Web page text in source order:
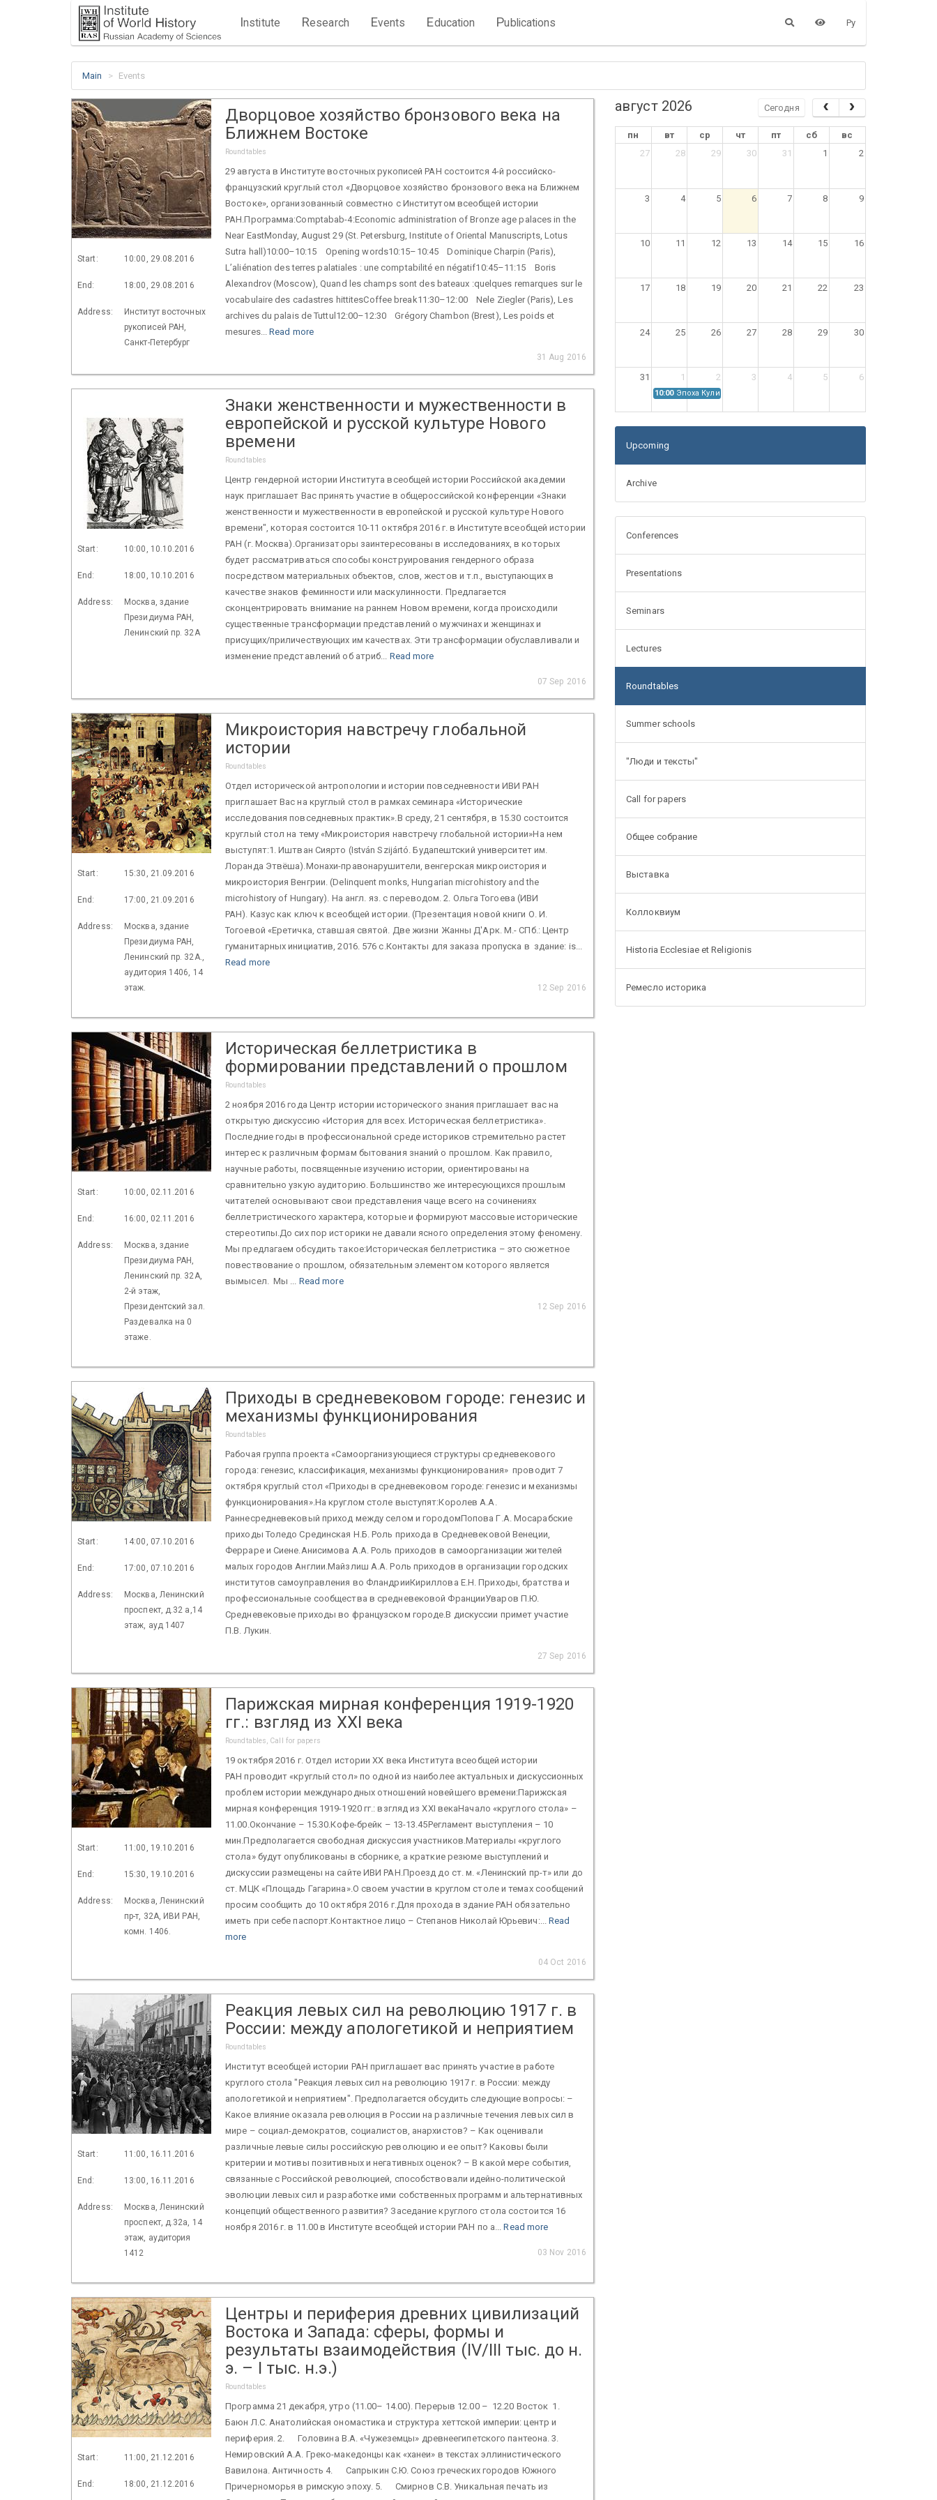
Institute Research Events Education Publications Ру
Main Events
Start: 10:00, 29.08.2016
End: 18:00, 29.08.2016
Address:
Институт восточных
рукописей РАН,
Санкт-Петербург
Дворцовое хозяйство бронзового века на
Ближнем Востоке
Roundtables
29 августа в Институте восточных рукописей РАН состоится 4-й российско-
французский круглый стол «Дворцовое хозяйство бронзового века на Ближнем
Востоке», организованный совместно с Институтом всеобщей истории
РАН.Программа:Comptabab-4:Economic administration of Bronze age palaces in the
Near EastMonday, August 29 (St. Petersburg, Institute of Oriental Manuscripts, Lotus
Sutra hall)10:00–10:15 Opening words10:15–10:45 Dominique Charpin (Paris),
L’aliénation des terres palatiales : une comptabilité en négatif10:45–11:15 Boris
Alexandrov (Moscow), Quand les champs sont des bateaux :quelques remarques sur le
vocabulaire des cadastres hittitesCoffee break11:30–12:00 Nele Ziegler (Paris), Les
archives du palais de Tuttul12:00–12:30 Grégory Chambon (Brest), Les poids et
mesures...Read more
31 Aug 2016
Start: 10:00, 10.10.2016
End: 18:00, 10.10.2016
Address:
Москва, здание
Президиума РАН,
Ленинский пр. 32А
Знаки женственности и мужественности в
европейской и русской культуре Нового
времени
Roundtables
Центр гендерной истории Института всеобщей истории Российской академии
наук приглашает Вас принять участие в общероссийской конференции «Знаки
женственности и мужественности в европейской и русской культуре Нового
времени", которая состоится 10-11 октября 2016 г. в Институте всеобщей истории
РАН (г. Москва).Организаторы заинтересованы в исследованиях, в которых
будет рассматриваться способы конструирования гендерного образа
посредством материальных объектов, слов, жестов и т.п., выступающих в
качестве знаков феминности или маскулинности. Предлагается
сконцентрировать внимание на раннем Новом времени, когда происходили
существенные трансформации представлений о мужчинах и женщинах и
присущих/приличествующих им качествах. Эти трансформации обуславливали и
изменение представлений об атриб... Read more
07 Sep 2016
Start: 15:30, 21.09.2016
End: 17:00, 21.09.2016
Address:
Москва, здание
Президиума РАН,
Ленинский пр. 32А.,
аудитория 1406, 14
этаж.
Микроистория навстречу глобальной
истории
Roundtables
Отдел исторической антропологии и истории повседневности ИВИ РАН
приглашает Вас на круглый стол в рамках семинара «Исторические
исследования повседневных практик».В среду, 21 сентября, в 15.30 состоится
круглый стол на тему «Микроистория навстречу глобальной истории»На нем
выступят:1. Иштван Сиярто (István Szijártó. Будапештский университет им.
Лоранда Этвёша).Монахи-правонарушители, венгерская микроистория и
микроистория Венгрии. (Delinquent monks, Hungarian microhistory and the
microhistory of Hungary). На англ. яз. с переводом. 2. Ольга Тогоева (ИВИ
РАН). Казус как ключ к всеобщей истории. (Презентация новой книги О. И.
Тогоевой «Еретичка, ставшая святой. Две жизни Жанны Д'Арк. М.- СПб.: Центр
гуманитарных инициатив, 2016. 576 с.Контакты для заказа пропуска в здание: is...
Read more
12 Sep 2016
Start: 10:00, 02.11.2016
End: 16:00, 02.11.2016
Address:
Москва, здание
Президиума РАН,
Ленинский пр. 32А,
2-й этаж,
Президентский зал.
Раздевалка на 0
этаже.
Историческая беллетристика в
формировании представлений о прошлом
Roundtables
2 ноября 2016 года Центр истории исторического знания приглашает вас на
открытую дискуссию «История для всех. Историческая беллетристика».
Последние годы в профессиональной среде историков стремительно растет
интерес к различным формам бытования знаний о прошлом. Как правило,
научные работы, посвященные изучению истории, ориентированы на
сравнительно узкую аудиторию. Большинство же интересующихся прошлым
читателей основывают свои представления чаще всего на сочинениях
беллетристического характера, которые и формируют массовые исторические
стереотипы.До сих пор историки не давали ясного определения этому феномену.
Мы предлагаем обсудить такое:Историческая беллетристика – это сюжетное
повествование о прошлом, обязательным элементом которого является
вымысел. Мы ... Read more
12 Sep 2016
Start: 14:00, 07.10.2016
End: 17:00, 07.10.2016
Address:
Москва, Ленинский
проспект, д.32 а,14
этаж, ауд 1407
Приходы в средневековом городе: генезис и
механизмы функционирования
Roundtables
Рабочая группа проекта «Самоорганизующиеся структуры средневекового
города: генезис, классификация, механизмы функционирования» проводит 7
октября круглый стол «Приходы в средневековом городе: генезис и механизмы
функционирования».На круглом столе выступят:Королев А.А.
Раннесредневековый приход между селом и городомПопова Г.А. Мосарабские
приходы Толедо Срединская Н.Б. Роль прихода в Средневековой Венеции,
Ферраре и Сиене.Анисимова А.А. Роль приходов в самоорганизации жителей
малых городов Англии.Майзлиш А.А. Роль приходов в организации городских
институтов самоуправления во ФландрииКириллова Е.Н. Приходы, братства и
профессиональные сообщества в средневековой ФранцииУваров П.Ю.
Средневековые приходы во французском городе.В дискуссии примет участие
П.В. Лукин.
27 Sep 2016
Start: 11:00, 19.10.2016
End: 15:30, 19.10.2016
Address:
Москва, Ленинский
пр-т, 32А, ИВИ РАН,
комн. 1406.
Парижская мирная конференция 1919-1920
гг.: взгляд из XXI века
Roundtables, Call for papers
19 октября 2016 г. Отдел истории ХХ века Института всеобщей истории
РАН проводит «круглый стол» по одной из наиболее актуальных и дискуссионных
проблем истории международных отношений новейшего времени:Парижская
мирная конференция 1919-1920 гг.: взгляд из XXI векаНачало «круглого стола» –
11.00.Окончание – 15.30.Кофе-брейк – 13-13.45Регламент выступления – 10
мин.Предполагается свободная дискуссия участников.Материалы «круглого
стола» будут опубликованы в сборнике, а краткие резюме выступлений и
дискуссии размещены на сайте ИВИ РАН.Проезд до ст. м. «Ленинский пр-т» или до
ст. МЦК «Площадь Гагарина».О своем участии в круглом столе и темах сообщений
просим сообщить до 10 октября 2016 г.Для прохода в здание РАН обязательно
иметь при себе паспорт.Контактное лицо – Степанов Николай Юрьевич:... Read
more
04 Oct 2016
Start: 11:00, 16.11.2016
End: 13:00, 16.11.2016
Address:
Москва, Ленинский
проспект, д.32а, 14
этаж, аудитория
1412
Реакция левых сил на революцию 1917 г. в
России: между апологетикой и неприятием
Roundtables
Институт всеобщей истории РАН приглашает вас принять участие в работе
круглого стола "Реакция левых сил на революцию 1917 г. в России: между
апологетикой и неприятием". Предполагается обсудить следующие вопросы: –
Какое влияние оказала революция в России на различные течения левых сил в
мире – социал-демократов, социалистов, анархистов? – Как оценивали
различные левые силы российскую революцию и ее опыт? Каковы были
критерии и мотивы позитивных и негативных оценок? – В какой мере события,
связанные с Российской революцией, способствовали идейно-политической
эволюции левых сил и разработке ими собственных программ и альтернативных
концепций общественного развития? Заседание круглого стола состоится 16
ноября 2016 г. в 11.00 в Институте всеобщей истории РАН по а...Read more
03 Nov 2016
Start: 11:00, 21.12.2016
End: 18:00, 21.12.2016
Центры и периферия древних цивилизаций
Востока и Запада: сферы, формы и
результаты взаимодействия (IV/III тыс. до н.
э. – I тыс. н.э.)
Roundtables
Программа 21 декабря, утро (11.00– 14.00). Перерыв 12.00 – 12.20 Восток 1.
Баюн Л.С. Анатолийская ономастика и структура хеттской империи: центр и
периферия. 2. Головина В.А. «Чужеземцы» древнеегипетского пантеона. 3.
Немировский А.А. Греко-македонцы как «ханеи» в текстах эллинистического
Вавилона. Античность 4. Сапрыкин С.Ю. Союз греческих городов Южного
Причерноморья в римскую эпоху. 5. Смирнов С.В. Уникальная печать из
август 2026 Сегодня
пн вт ср чт пт сб
вс
27
28 29 30 31 1 2
3 4 5 6 7 8 9
10 11 12 13 14 15 16
17 18 19 20 21 22 23
24 25 26 27 28 29 30
31 1 2 3 4 5 6
10:00 Эпоха Куликовской битвы: Проблемы источниковедения
Upcoming
Archive
Conferences
Presentations
Seminars
Lectures
Roundtables
Summer schools
"Люди и тексты"
Call for papers
Общее собрание
Выставка
Коллоквиум
Historia Ecclesiae et Religionis
Ремесло историка